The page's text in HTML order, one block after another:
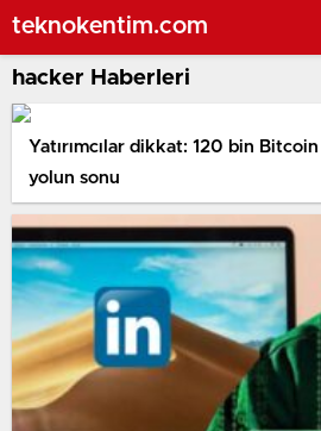
teknokentim.com
hacker Haberleri
Yatırımcılar dikkat: 120 bin
yolun sonu